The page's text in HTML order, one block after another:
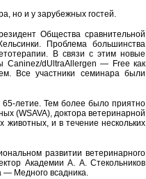
но и у зарубежных гостей.
Общества сравнительной
Проблема большинства
В связи с этим новые
Caninez/d UltraAllergen — Free как
Все участники семинара были
летие. Тем более было приятно
(WSAVA), доктора ветеринарной
и в течение нескольких
развитии ветеринарного
Академии А. А. Стекольников
— Медного всадника.